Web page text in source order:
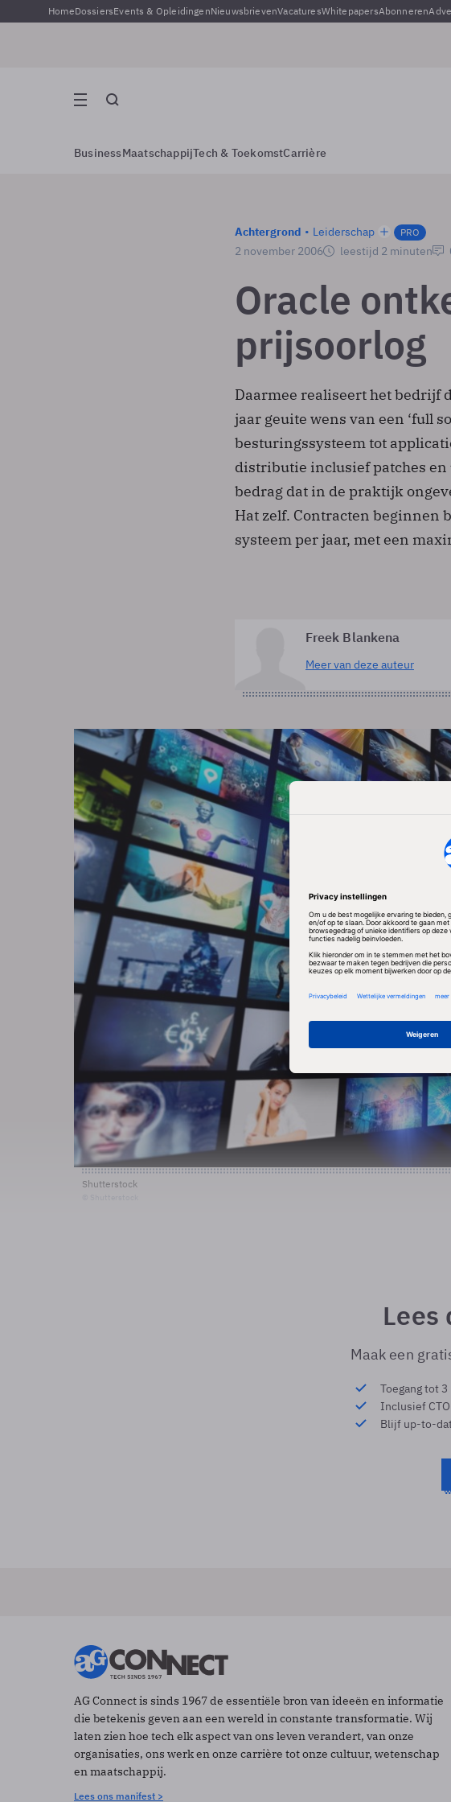
HomeDossiersEvents & OpleidingenNieuwsbrievenVacaturesWhitepapersAbonneren
BusinessMaatschappijTech & ToekomstCarrière
Achtergrond Leiderschap PRO
2 november 2006 leestijd 2 minuten
Oracle
prijsoorlog
Daarmee realiseert het bedrijf
jaar geuite wens van een ‘full
besturingssysteem tot
distributie inclusief patches
bedrag dat in de praktijk
Hat zelf. Contracten beginnen
systeem per jaar, met een
Freek Blankena
Meer van deze auteur
Shutterstock
Lees
Maak een
Toegang tot
Inclusief
Blijf up-to-
AG Connect is sinds 1967 de essentiële bron van ideeën en informatie
die betekenis geven aan een wereld in constante transformatie. Wij
laten zien hoe tech elk aspect van ons leven verandert, van onze
organisaties, ons werk en onze carrière tot onze cultuur, wetenschap
en maatschappij.
Lees ons manifest >